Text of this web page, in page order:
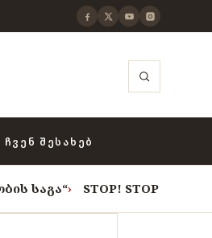
ᲩᲕᲔᲜ ᲨᲔᲡᲐᲮᲔᲑ
STOP! STOP! STOP!› როცა